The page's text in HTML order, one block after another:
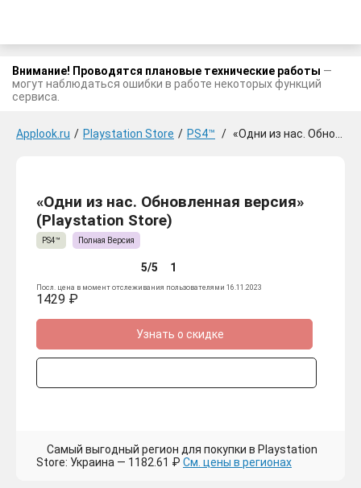
Внимание! Проводятся плановые технические работы —
могут наблюдаться ошибки в работе некоторых функций
сервиса.
Applook.ru / Playstation Store / PS4™ / «Одни из нас. Обновленная версия»
«Одни из нас. Обновленная версия»
(Playstation Store)
PS4™ Полная Версия
5/5 1
Посл. цена в момент отслеживания пользователями 16.11.2023
1429 ₽
Узнать о скидке
Самый выгодный регион для покупки в Playstation
Store: Украина — 1182.61 ₽ См. цены в регионах